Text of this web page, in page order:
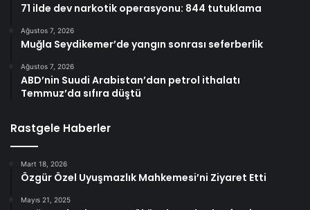
71 ilde dev narkotik operasyonu: 844 tutuklama
Ağustos 7, 2026
Muğla Seydikemer’de yangın sonrası seferberlik
Ağustos 7, 2026
ABD’nin Suudi Arabistan’dan petrol ithalatı
Temmuz’da sıfıra düştü
Rastgele Haberler
Mart 18, 2026
Özgür Özel Uyuşmazlık Mahkemesi’ni Ziyaret Etti
Mayıs 21, 2025